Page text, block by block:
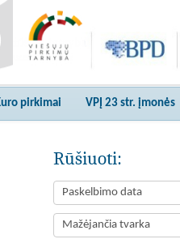
pirkimai VPĮ 23 str. įmonės
Rūšiuoti: